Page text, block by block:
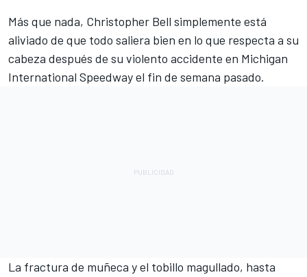
Más que nada, Christopher Bell simplemente está
aliviado de que todo saliera bien en lo que respecta a su
cabeza después de su violento accidente en Michigan
International Speedway el fin de semana pasado.
La fractura de muñeca y el tobillo magullado, hasta